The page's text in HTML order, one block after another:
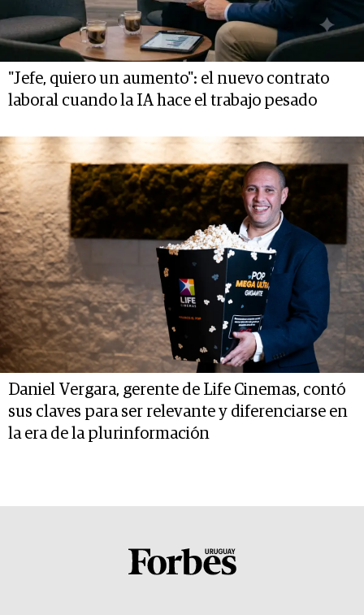
"Jefe, quiero un aumento": el nuevo contrato
laboral cuando la IA hace el trabajo pesado
Daniel Vergara, gerente de Life Cinemas, contó
sus claves para ser relevante y diferenciarse en
la era de la plurinformación